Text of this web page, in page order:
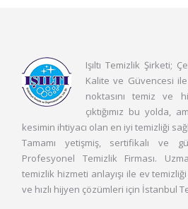
Işıltı Temizlik Şirketi;
Kalite ve Güvencesi ile
noktasını temiz ve
çıktığımız bu yolda,
kesimin ihtiyacı olan en iyi temizliği
Tamamı yetişmiş, sertifikalı ve
Profesyonel Temizlik Firması.
temizlik hizmeti anlayışı ile ev
ve hızlı hijyen çözümleri için İstanbul